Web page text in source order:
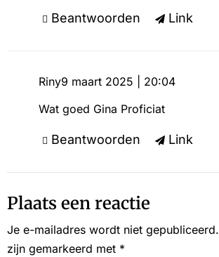
Beantwoorden Link
Riny9 maart 2025 | 20:04
Wat goed Gina Proficiat
Beantwoorden Link
Plaats een reactie
Je e-mailadres wordt niet gepubliceerd.
zijn gemarkeerd met *